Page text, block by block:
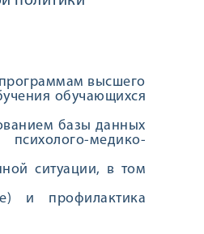
высшего
обучающихся
базы данных
медико-
ситуации, в том
и профилактика